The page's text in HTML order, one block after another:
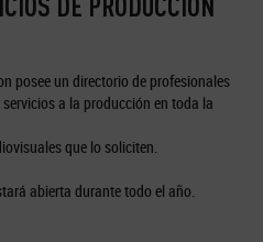
posee un directorio de profesionales
a la producción en toda la
que lo soliciten.
abierta durante todo el año.